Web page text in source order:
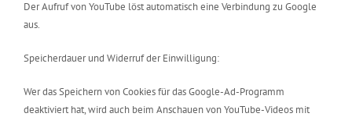
Der Aufruf von YouTube löst automatisch eine Verbindung zu Google
aus.
Speicherdauer und Widerruf der Einwilligung:
Wer das Speichern von Cookies für das Google-Ad-Programm
deaktiviert hat, wird auch beim Anschauen von YouTube-Videos mit